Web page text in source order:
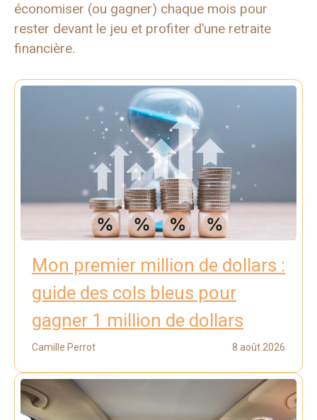
économiser (ou gagner) chaque mois pour
rester devant le jeu et profiter d’une retraite
financière.
Mon premier million de dollars :
guide des cols bleus pour
gagner 1 million de dollars
Camille Perrot 8 août 2026